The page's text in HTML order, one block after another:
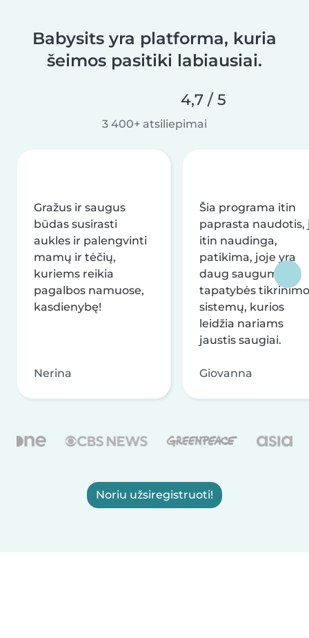
Babysits yra platforma, kuria
šeimos pasitiki labiausiai.
4,7 / 5
3 400+ atsiliepimai
Gražus ir saugus
būdas susirasti
aukles ir palengvinti
mamų ir tėčių,
kuriems reikia
pagalbos namuose,
kasdienybę!
Nerina
Šia programa itin
paprasta naudotis,
itin naudinga,
patikima, joje yra
daug saugumo ir
tapatybės tikrinimo
sistemų, kurios
leidžia nariams
jaustis saugiai.
Giovanna
Noriu užsiregistruoti!